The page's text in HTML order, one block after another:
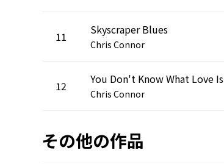
11 Skyscraper Blues
Chris Connor
12 You Don't Know What Love Is
Chris Connor
その他の作品